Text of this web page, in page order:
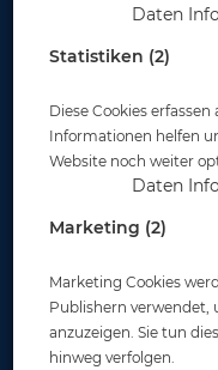
Sortierung :
Daten
Statistiken (2)
Diese Cookies
Informationen helfen
Website noch weiter
Daten
Marketing (2)
Marketing Cookies
Publishern verwendet,
anzuzeigen. Sie tun
hinweg verfolgen.